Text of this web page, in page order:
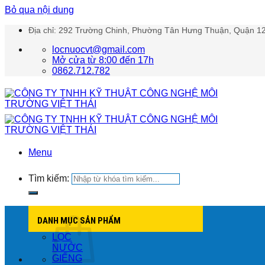
Bỏ qua nội dung
Địa chỉ: 292 Trường Chinh, Phường Tân Hưng Thuận, Quận
locnuocvt@gmail.com
Mở cửa từ 8:00 đến 17h
0862.712.782
Menu
Tìm kiếm:
DANH MỤC SẢN PHẨM
LỌC
NƯỚC
GIẾNG